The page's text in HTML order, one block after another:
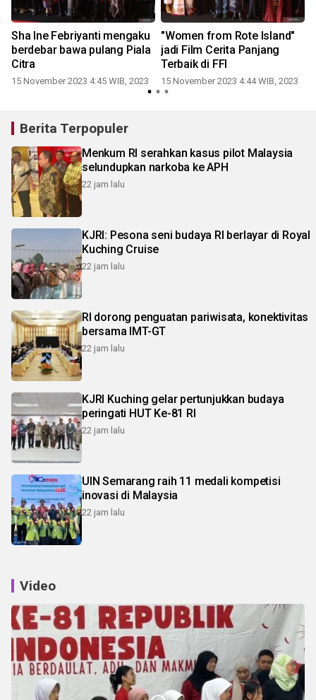
Sha Ine Febriyanti mengaku
berdebar bawa pulang Piala
Citra
15 November 2023 4:45 WIB, 2023
"Women from Rote Island"
jadi Film Cerita Panjang
Terbaik di FFI
15 November 2023 4:44 WIB, 2023
Berita Terpopuler
Menkum RI serahkan kasus pilot Malaysia
selundupkan narkoba ke APH
22 jam lalu
KJRI: Pesona seni budaya RI berlayar di Royal
Kuching Cruise
22 jam lalu
RI dorong penguatan pariwisata, konektivitas
bersama IMT-GT
22 jam lalu
KJRI Kuching gelar pertunjukkan budaya
peringati HUT Ke-81 RI
22 jam lalu
UIN Semarang raih 11 medali kompetisi
inovasi di Malaysia
22 jam lalu
Video